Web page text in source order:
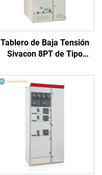
Tablero de Baja Tensión
Sivacon 8PT de Tipo